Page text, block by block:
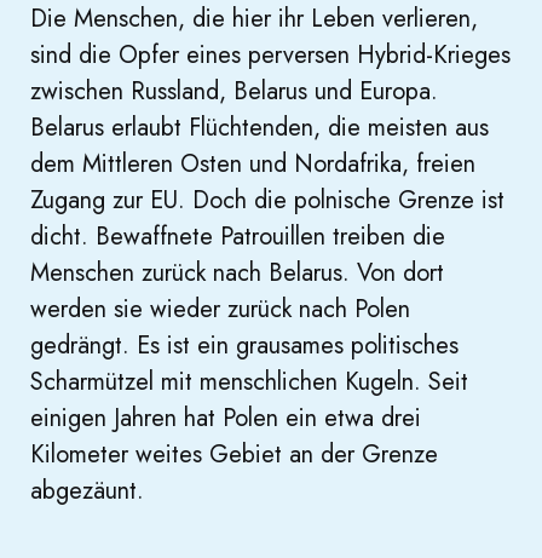
Die Menschen, die hier ihr Leben verlieren,
sind die Opfer eines perversen Hybrid-Krieges
zwischen Russland, Belarus und Europa.
Belarus erlaubt Flüchtenden, die meisten aus
dem Mittleren Osten und Nordafrika, freien
Zugang zur EU. Doch die polnische Grenze ist
dicht. Bewaffnete Patrouillen treiben die
Menschen zurück nach Belarus. Von dort
werden sie wieder zurück nach Polen
gedrängt. Es ist ein grausames politisches
Scharmützel mit menschlichen Kugeln. Seit
einigen Jahren hat Polen ein etwa drei
Kilometer weites Gebiet an der Grenze
abgezäunt.